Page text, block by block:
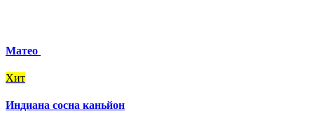
Матео
Хит
Индиана сосна каньйон